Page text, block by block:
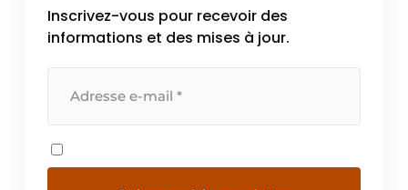
Inscrivez-vous pour recevoir des
informations et des mises à jour.